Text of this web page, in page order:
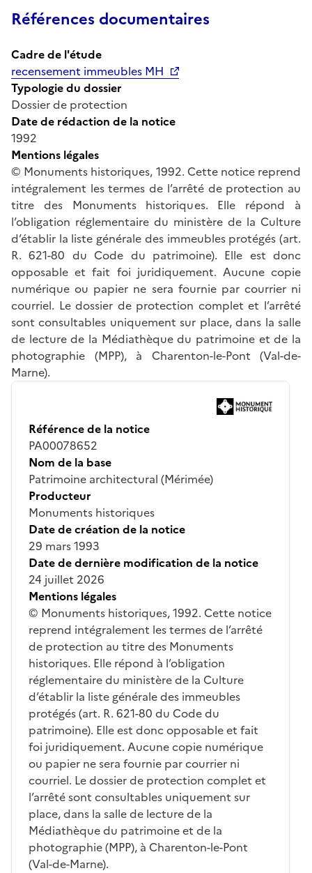
Références documentaires
Cadre de l'étude
recensement immeubles MH
Typologie du dossier
Dossier de protection
Date de rédaction de la notice
1992
Mentions légales
© Monuments historiques, 1992. Cette notice reprend
intégralement les termes de l’arrêté de protection au
titre des Monuments historiques. Elle répond à
l’obligation réglementaire du ministère de la Culture
d’établir la liste générale des immeubles protégés (art.
R. 621-80 du Code du patrimoine). Elle est donc
opposable et fait foi juridiquement. Aucune copie
numérique ou papier ne sera fournie par courrier ni
courriel. Le dossier de protection complet et l’arrêté
sont consultables uniquement sur place, dans la salle
de lecture de la Médiathèque du patrimoine et de la
photographie (MPP), à Charenton-le-Pont (Val-de-
Marne).
Référence de la notice
PA00078652
Nom de la base
Patrimoine architectural (Mérimée)
Producteur
Monuments historiques
Date de création de la notice
29 mars 1993
Date de dernière modification de la notice
24 juillet 2026
Mentions légales
© Monuments historiques, 1992. Cette notice
reprend intégralement les termes de l’arrêté
de protection au titre des Monuments
historiques. Elle répond à l’obligation
réglementaire du ministère de la Culture
d’établir la liste générale des immeubles
protégés (art. R. 621-80 du Code du
patrimoine). Elle est donc opposable et fait
foi juridiquement. Aucune copie numérique
ou papier ne sera fournie par courrier ni
courriel. Le dossier de protection complet et
l’arrêté sont consultables uniquement sur
place, dans la salle de lecture de la
Médiathèque du patrimoine et de la
photographie (MPP), à Charenton-le-Pont
(Val-de-Marne).